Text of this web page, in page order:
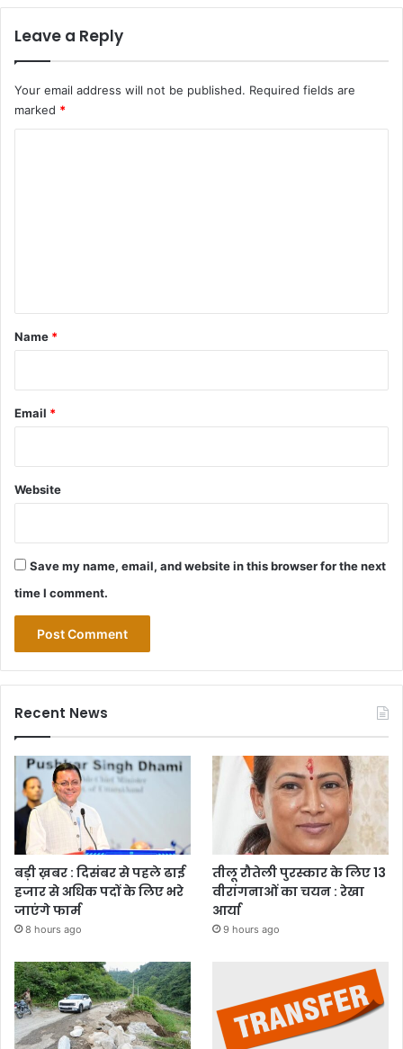
Leave a Reply
Your email address will not be published. Required fields are
marked *
*
Name *
Email *
Website
Save my name, email, and website in this browser for the next
time I comment.
Recent News
बड़ी ख़बर : दिसंबर से पहले ढाई
हजार से अधिक पदों के लिए भरे
जाएंगे फार्म
8 hours ago
तीलू रौतेली पुरस्कार के लिए 13
वीरांगनाओं का चयन : रेखा
आर्या
9 hours ago